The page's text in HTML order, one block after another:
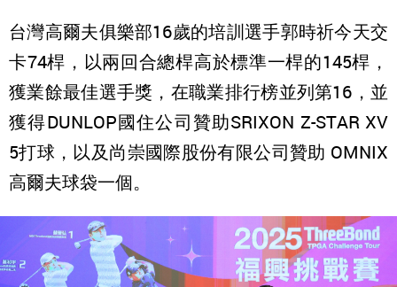
台灣高爾夫俱樂部16歲的培訓選手郭時祈今天交
卡74桿，以兩回合總桿高於標準一桿的145桿，
獲業餘最佳選手獎，在職業排行榜並列第16，並
獲得DUNLOP國住公司贊助SRIXON Z-STAR XV
5打球，以及尚崇國際股份有限公司贊助 OMNIX
高爾夫球袋一個。